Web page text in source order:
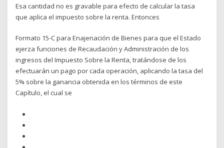
Esa cantidad no es gravable para efecto de calcular la tasa
que aplica el impuesto sobre la renta. Entonces
Formato 15-C para Enajenación de Bienes para que el Estado
ejerza funciones de Recaudación y Administración de los
ingresos del Impuesto Sobre la Renta, tratándose de los
efectuarán un pago por cada operación, aplicando la tasa del
5% sobre la ganancia obtenida en los términos de este
Capítulo, el cual se